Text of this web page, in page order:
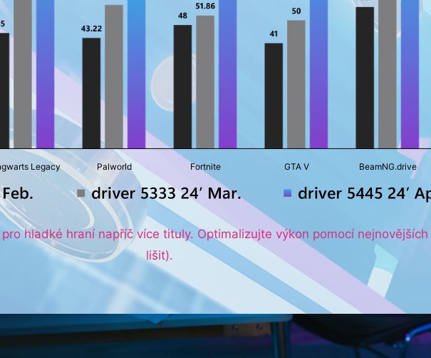
Legacy Palworld Fortnite GTA V BeamNG.drive
hladké hraní napříč více tituly. Optimalizujte výkon pomocí
lišit).